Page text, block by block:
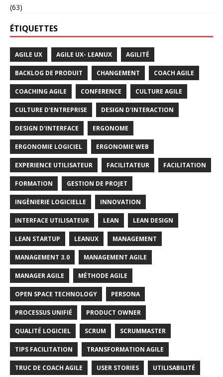
(63)
ÉTIQUETTES
AGILE UX AGILE UX- LEANUX AGILITÉ
BACKLOG DE PRODUIT CHANGEMENT COACH AGILE
COACHING AGILE CONFERENCE CULTURE AGILE
CULTURE D'ENTREPRISE DESIGN D'INTERACTION
DESIGN D'INTERFACE ERGONOME
ERGONOMIE LOGICIEL ERGONOMIE WEB
EXPERIENCE UTILISATEUR FACILITATEUR FACILITATION
FORMATION GESTION DE PROJET
INGÈNIERIE LOGICIELLE INNOVATION
INTERFACE UTILISATEUR LEAN LEAN DESIGN
LEAN STARTUP LEANUX MANAGEMENT
MANAGEMENT 3.0 MANAGEMENT AGILE
MANAGER AGILE MÉTHODE AGILE
OPEN SPACE TECHNOLOGY PERSONA
PROCESSUS UNIFIÉ PRODUCT OWNER
QUALITÉ LOGICIEL SCRUM SCRUMMASTER
TIPS FACILITATION TRANSFORMATION AGILE
TRUC DE COACH AGILE USER STORIES UTILISABILITÉ